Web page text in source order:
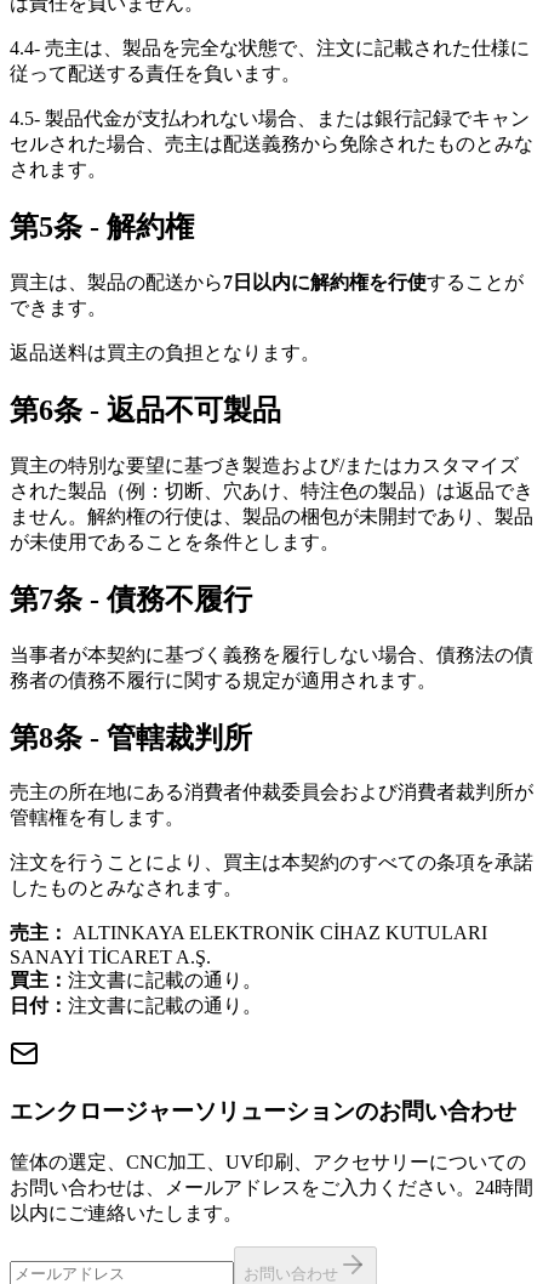
4.4- 売主は、製品を完全な状態で、注文に記載された仕様に
従って配送する責任を負います。
4.5- 製品代金が支払われない場合、または銀行記録でキャン
セルされた場合、売主は配送義務から免除されたものとみな
されます。
第5条 - 解約権
買主は、製品の配送から7日以内に解約権を行使することが
できます。
返品送料は買主の負担となります。
第6条 - 返品不可製品
買主の特別な要望に基づき製造および/またはカスタマイズ
された製品（例：切断、穴あけ、特注色の製品）は返品でき
ません。解約権の行使は、製品の梱包が未開封であり、製品
が未使用であることを条件とします。
第7条 - 債務不履行
当事者が本契約に基づく義務を履行しない場合、債務法の債
務者の債務不履行に関する規定が適用されます。
第8条 - 管轄裁判所
売主の所在地にある消費者仲裁委員会および消費者裁判所が
管轄権を有します。
注文を行うことにより、買主は本契約のすべての条項を承諾
したものとみなされます。
売主： ALTINKAYA ELEKTRONİK CİHAZ KUTULARI
SANAYİ TİCARET A.Ş.
買主： 注文書に記載の通り。
日付： 注文書に記載の通り。
エンクロージャーソリューションのお問い合わせ
筐体の選定、CNC加工、UV印刷、アクセサリーについての
お問い合わせは、メールアドレスをご入力ください。24時間
以内にご連絡いたします。
お問い合わせ